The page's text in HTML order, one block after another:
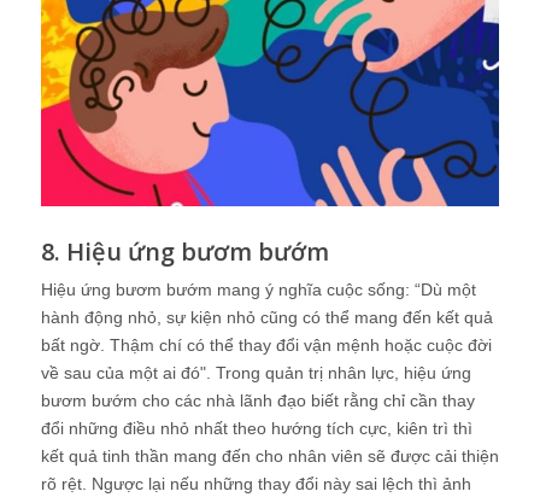
8. Hiệu ứng bươm bướm
Hiệu ứng bươm bướm mang ý nghĩa cuộc sống: “Dù một
hành động nhỏ, sự kiện nhỏ cũng có thể mang đến kết quả
bất ngờ. Thậm chí có thể thay đổi vận mệnh hoặc cuộc đời
về sau của một ai đó". Trong quản trị nhân lực, hiệu ứng
bươm bướm cho các nhà lãnh đạo biết rằng chỉ cần thay
đổi những điều nhỏ nhất theo hướng tích cực, kiên trì thì
kết quả tinh thần mang đến cho nhân viên sẽ được cải thiện
rõ rệt. Ngược lại nếu những thay đổi này sai lệch thì ảnh